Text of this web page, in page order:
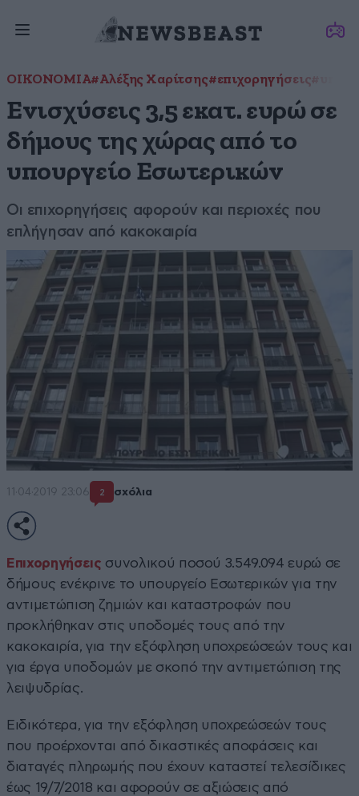
ΟΙΚΟΝΟΜΙΑ#Αλέξης Χαρίτσης#επιχορηγήσεις
Ενισχύσεις 3,5 εκατ. ευρώ σε
δήμους της χώρας από το
υπουργείο Εσωτερικών
Οι επιχορηγήσεις αφορούν και περιοχές που
επλήγησαν από κακοκαιρία
11·04·2019 23:06 2 σχόλια
Επιχορηγήσεις συνολικού ποσού 3.549.094 ευρώ σε
δήμους ενέκρινε το υπουργείο Εσωτερικών για την
αντιμετώπιση ζημιών και καταστροφών που
προκλήθηκαν στις υποδομές τους από την
κακοκαιρία, για την εξόφληση υποχρεώσεών τους και
για έργα υποδομών με σκοπό την αντιμετώπιση της
λειψυδρίας.
Ειδικότερα, για την εξόφληση υποχρεώσεών τους
που προέρχονται από δικαστικές αποφάσεις και
διαταγές πληρωμής που έχουν καταστεί τελεσίδικες
έως 19/7/2018 και αφορούν σε αξιώσεις από